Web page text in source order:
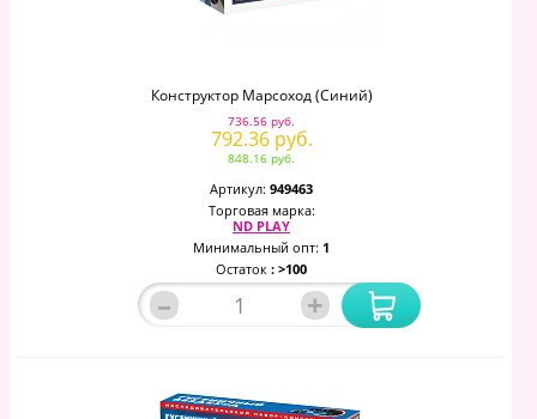
Конструктор Марсоход (синий)
736.56 руб.
792.36 руб.
848.16 руб.
Артикул: 949463
Торговая марка:
ND PLAY
Минимальный опт: 1
Остаток : >100
– +